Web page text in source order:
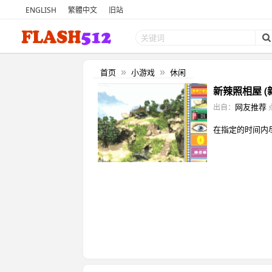
ENGLISH 繁體中文 旧站
首页 » 小游戏 » 休闲
新辣照相屋 (
出自： 网友推荐
在指定的时间内